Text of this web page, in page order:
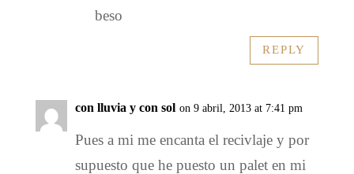
beso
REPLY
con lluvia y con sol on 9 abril, 2013 at 7:41 pm
Pues a mi me encanta el recivlaje y por
supuesto que he puesto un palet en mi